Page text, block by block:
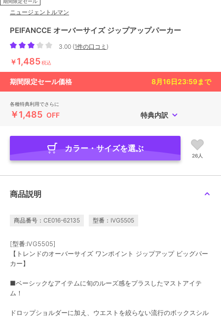
ニュージェントルマン
PEIFANCCE オーバーサイズ ジップアップパーカー
3.00 (1件の口コミ )
￥1,485税込
期間限定セール価格 8月16日23:59まで
各種特典利用でさらに
￥1,485 OFF 特典内訳
カラー・サイズを選ぶ
26人
商品説明
商品番号：CE016-62135 型番：IVG5505
[型番:IVG5505]
【トレンドのオーバーサイズ ワンポイント ジップアップ ビッグパー
カー】
■ベーシックなアイテムに旬のルーズ感をプラスしたマストアイテ
ム！
ドロップショルダーに加え、ウエストを絞らない流行のボックスシル